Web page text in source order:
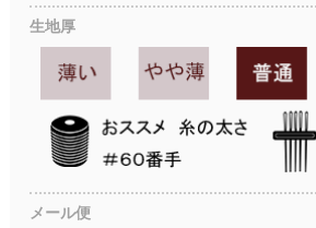
生地厚
メール便